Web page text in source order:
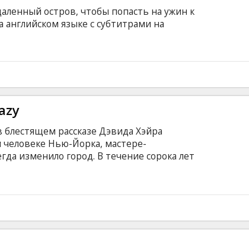
остров, чтобы попасть на ужин к
языке с субтитрами на
рассказе Дэвида Хэйра
человеке Нью-Йорка, мастере-
изменило город. В течение сорока лет
парки, мосты и 627 миль скоростной
с природой.